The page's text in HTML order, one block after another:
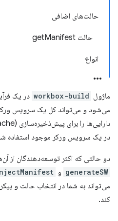
حالت‌های اضافی
حالت getManifest
انواع
ماژول workbox-build در یک
می‌شود و می‌تواند کل یک سرویس ورکر
در یک سرویس ورکر موجود استفاده
دو حالتی که اکثر توسعه‌دهندگان از
generateSW و
می‌تواند به شما در انتخاب حالت و
کند.